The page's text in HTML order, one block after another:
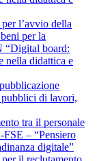
l’avvio della
per la
“Digital board:
nella didattica e
di lavori,
tra il personale
– “Pensiero
digitale”